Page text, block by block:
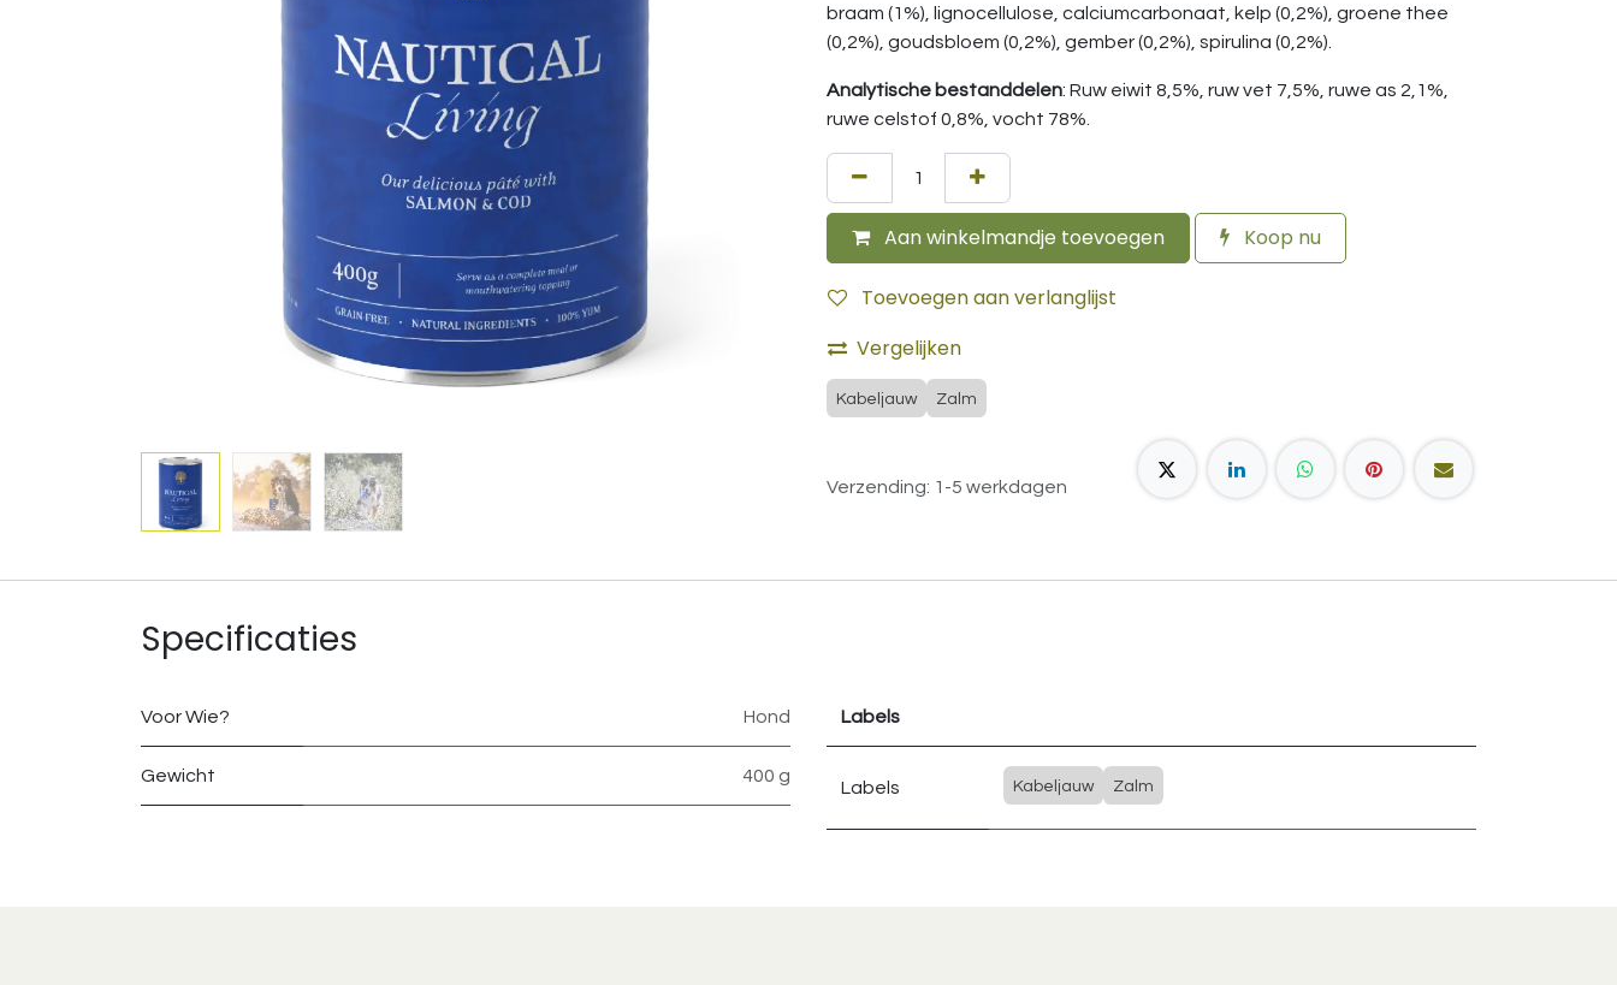
braam (1%), lignocellulose, calciumcarbonaat, kelp (0,2%), groene thee
(0,2%), goudsbloem (0,2%), gember (0,2%), spirulina (0,2%).
Analytische bestanddelen: Ruw eiwit 8,5%, ruw vet 7,5%, ruwe as 2,1%,
ruwe celstof 0,8%, vocht 78%.
Aan winkelmandje toevoegen Koop nu
Toevoegen aan verlanglijst
Vergelijken
Kabeljauw Zalm
Verzending: 1-5 werkdagen
Specificaties
Voor Wie? Hond
Gewicht 400 g
Labels
Labels Kabeljauw Zalm